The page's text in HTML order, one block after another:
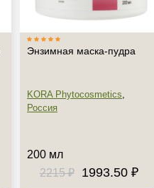
Энзимная маска-пудра
KORA Phytocosmetics,
Россия
200 мл
2215 ₽
1993.50 ₽